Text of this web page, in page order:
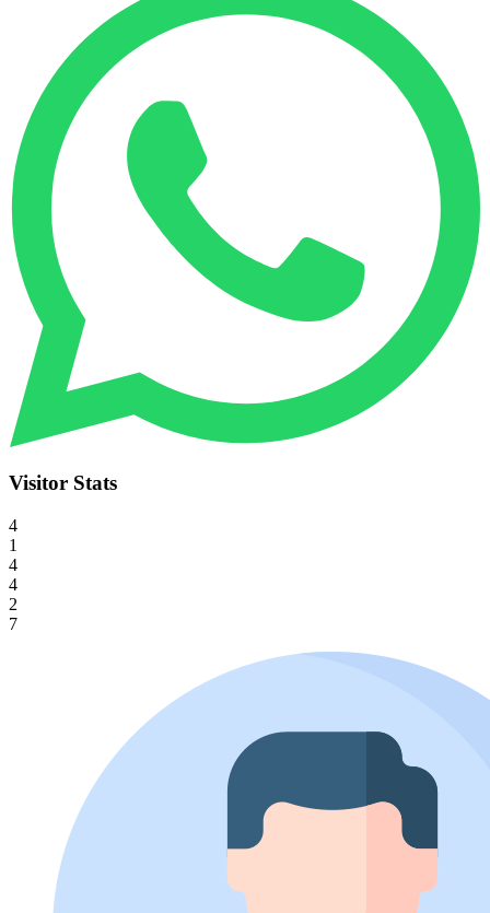
Visitor Stats
4
1
4
4
2
7